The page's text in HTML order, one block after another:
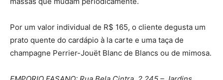
Por um valor individual de R$ 165, o cliente degusta um
prato quente do cardápio à la carte e uma taça de
champagne Perrier-Jouët Blanc de Blancs ou de mimosa.